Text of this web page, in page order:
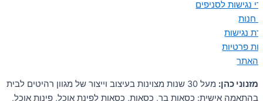
נגישות לסניפים
חנות
נגישות
פרטיות
האתר
מזנוני כהן:
מעל 30 שנות מצוינות בעיצוב וייצור של מגוון רהיטים לבית
בהתאמה אישית: כסאות בר, כסאות, כסאות לפינת אוכל, פינות אוכל,